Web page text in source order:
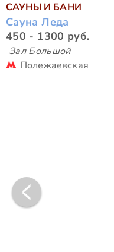
САУНЫ И БАНИ
Сауна Леда
450 - 1300 руб.
Зал Большой
Полежаевская